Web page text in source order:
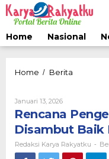
Lewati
ke
konten
Home
Nasional
Home / Berita
Disambut
Baik
Bupati
Bone
Januari 13, 2026Oleh
Redaksi
Karya
Rakyatku
Rencana
Disambut Baik
Redaksi Karya Rakyatku -